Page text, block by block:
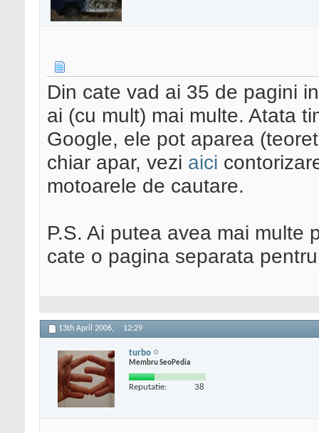
Din cate vad ai 35 de pagini
ai (cu mult) mai multe. Atata
Google, ele pot aparea
chiar apar, vezi aici
motoarele de cautare.
P.S. Ai putea avea mai multe
cate o pagina separata
13th April 2006, 12:29
turbo
Membru SeoPedia
Reputatie: 38